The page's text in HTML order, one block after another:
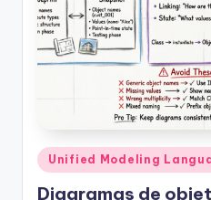
Publicado
en
Unified Modeling
Diagramas de